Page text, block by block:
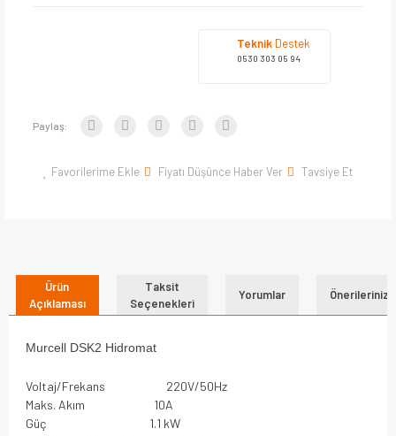
Teknik Destek
0530 303 05 94
Paylaş:
Favorilerime Ekle Fiyatı Düşünce Haber Ver Tavsiye Et
Ürün
Açıklaması
Taksit
Seçenekleri
Yorumlar Önerileriniz
Murcell DSK2 Hidromat
Voltaj/Frekans 220V/50Hz
Maks. Akım 10A
Güç 1.1 kW